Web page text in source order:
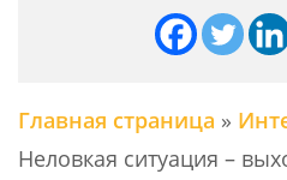
Главная страница »
Неловкая ситуация –